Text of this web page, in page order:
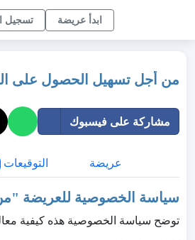
تسجيل ابدأ عريضة
من أجل تسهيل الحصول على
مشاركة على فيسبوك
عريضة التوقيعات
سياسة الخصوصية للعريضة "
توضح سياسة الخصوصية هذه كيفية